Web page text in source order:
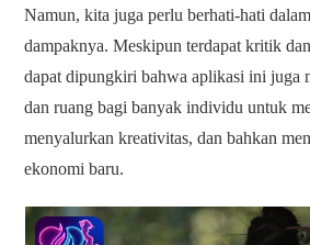
Namun, kita juga perlu berhati-hati
dampaknya. Meskipun terdapat kritik
dapat dipungkiri bahwa aplikasi ini juga
dan ruang bagi banyak individu untuk
menyalurkan kreativitas, dan bahkan
ekonomi baru.